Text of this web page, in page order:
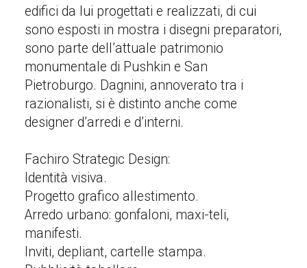
edifici da lui progettati e realizzati, di cui
sono esposti in mostra i disegni preparatori,
sono parte dell’attuale patrimonio
monumentale di Pushkin e San
Pietroburgo. Dagnini, annoverato tra i
razionalisti, si è distinto anche come
designer d’arredi e d’interni.
Fachiro Strategic Design:
Identità visiva.
Progetto grafico allestimento.
Arredo urbano: gonfaloni, maxi-teli,
manifesti.
Inviti, depliant, cartelle stampa.